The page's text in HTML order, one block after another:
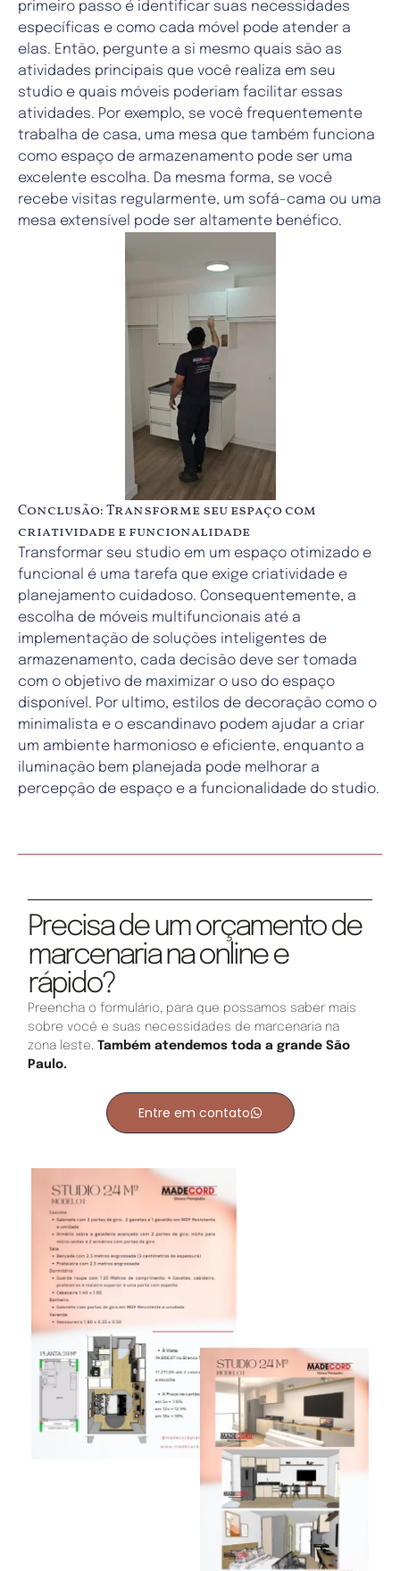
primeiro passo é identificar suas necessidades
específicas e como cada móvel pode atender a
elas. Então, pergunte a si mesmo quais são as
atividades principais que você realiza em seu
studio e quais móveis poderiam facilitar essas
atividades. Por exemplo, se você frequentemente
trabalha de casa, uma mesa que também funciona
como espaço de armazenamento pode ser uma
excelente escolha. Da mesma forma, se você
recebe visitas regularmente, um sofá-cama ou uma
mesa extensível pode ser altamente benéfico.
Conclusão: Transforme seu espaço com
criatividade e funcionalidade
Transformar seu studio em um espaço otimizado e
funcional é uma tarefa que exige criatividade e
planejamento cuidadoso. Consequentemente, a
escolha de móveis multifuncionais até a
implementação de soluções inteligentes de
armazenamento, cada decisão deve ser tomada
com o objetivo de maximizar o uso do espaço
disponível. Por ultimo, estilos de decoração como o
minimalista e o escandinavo podem ajudar a criar
um ambiente harmonioso e eficiente, enquanto a
iluminação bem planejada pode melhorar a
percepção de espaço e a funcionalidade do studio.
Precisa de um orçamento de
marcenaria na online e
rápido?
Preencha o formulário, para que possamos saber mais
sobre você e suas necessidades de marcenaria na
zona leste.Também atendemos toda a grande São
Paulo.
Entre em contato